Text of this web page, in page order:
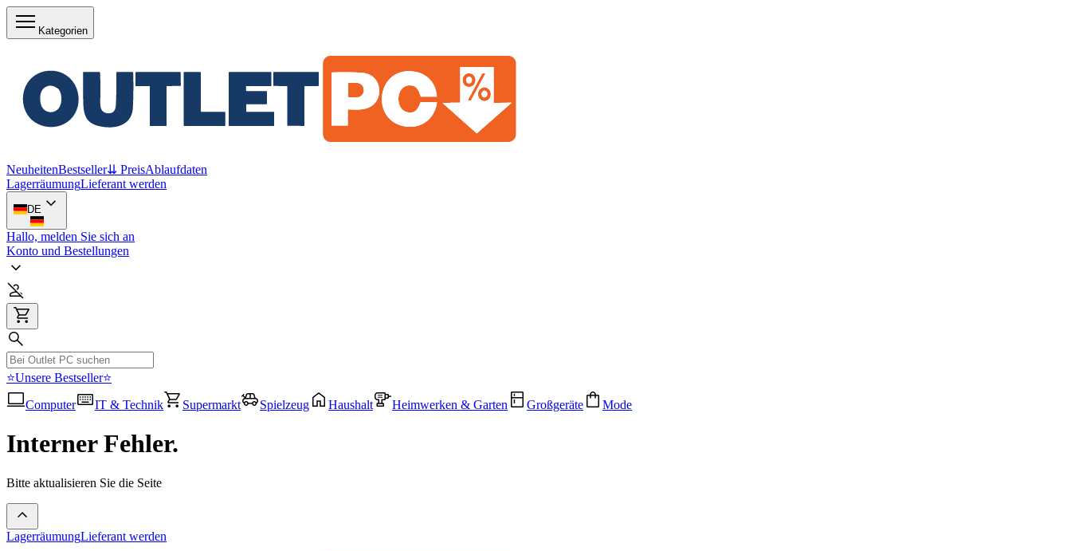
Kategorien
NeuheitenBestseller⇊ PreisAblaufdaten
LagerräumungLieferant werden
DE
Hallo, melden Sie sich an
Konto und Bestellungen
⭐Unsere Bestseller⭐
Computer
IT & Technik Supermarkt Spielzeug Haushalt Heimwerken & Garten Großgeräte Mode
Interner Fehler.
Bitte aktualisieren Sie die Seite
LagerräumungLieferant werden